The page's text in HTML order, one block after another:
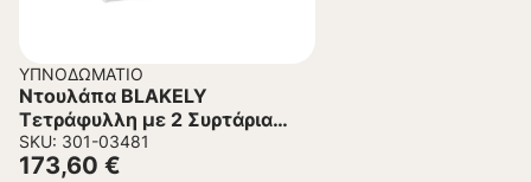
ΥΠΝΟΔΩΜΆΤΙΟ
Ντουλάπα BLAKELY
Τετράφυλλη με 2 Συρτάρια
Λευκή 120×42,5×180,5 εκ.
SKU: 301-03481
173,60 €